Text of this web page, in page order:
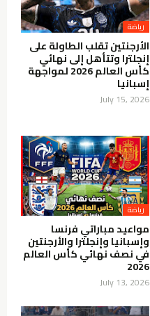
رياضة
الأرجنتين تقلب الطاولة على
إنجلترا وتتأهل إلى نهائي
كأس العالم 2026 لمواجهة
إسبانيا
July 15, 2026
رياضة
مواعيد مباراتي فرنسا
وإسبانيا وإنجلترا والأرجنتين
في نصف نهائي كأس العالم
2026
July 13, 2026